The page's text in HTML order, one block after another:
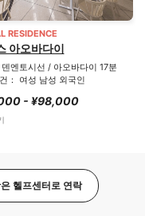
RESIDENCE
아오바다이
엔토시선 / 아오바다이 17분
： 여성 남성 외국인
- ¥98,000
헬프센터로 연락